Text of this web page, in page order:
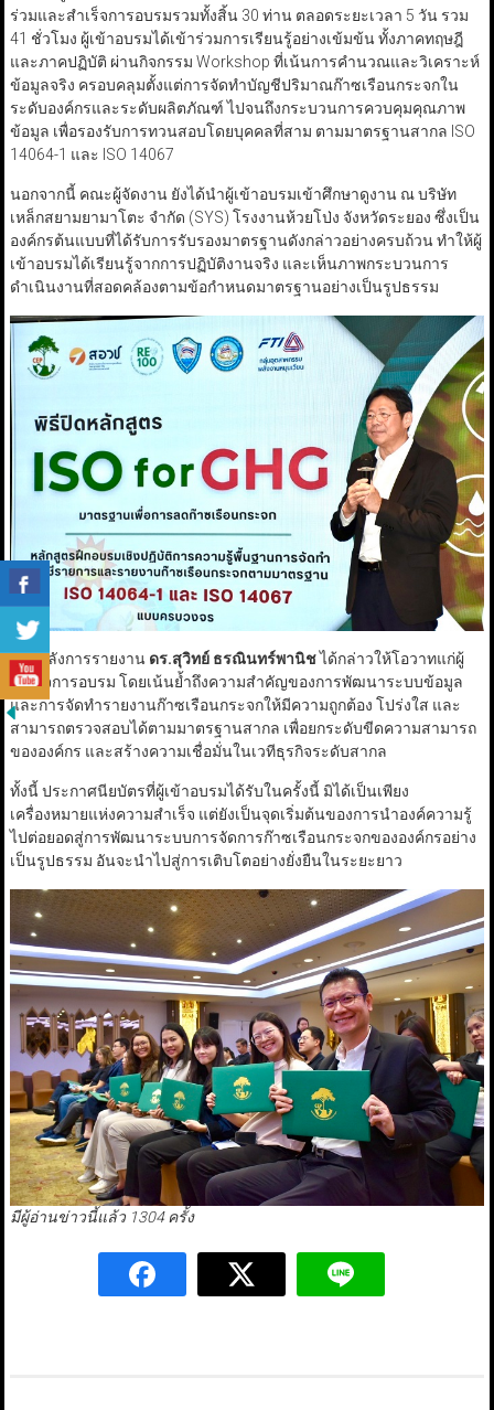
ร่วมและสำเร็จการอบรมรวมทั้งสิ้น 30 ท่าน ตลอดระยะเวลา 5 วัน รวม
41 ชั่วโมง ผู้เข้าอบรมได้เข้าร่วมการเรียนรู้อย่างเข้มข้น ทั้งภาคทฤษฎี
และภาคปฏิบัติ ผ่านกิจกรรม Workshop ที่เน้นการคำนวณและวิเคราะห์
ข้อมูลจริง ครอบคลุมตั้งแต่การจัดทำบัญชีปริมาณก๊าซเรือนกระจกใน
ระดับองค์กรและระดับผลิตภัณฑ์ ไปจนถึงกระบวนการควบคุมคุณภาพ
ข้อมูล เพื่อรองรับการทวนสอบโดยบุคคลที่สาม ตามมาตรฐานสากล ISO
14064-1 และ ISO 14067
นอกจากนี้ คณะผู้จัดงาน ยังได้นำผู้เข้าอบรมเข้าศึกษาดูงาน ณ บริษัท
เหล็กสยามยามาโตะ จำกัด (SYS) โรงงานห้วยโป่ง จังหวัดระยอง ซึ่งเป็น
องค์กรต้นแบบที่ได้รับการรับรองมาตรฐานดังกล่าวอย่างครบถ้วน ทำให้ผู้
เข้าอบรมได้เรียนรู้จากการปฏิบัติงานจริง และเห็นภาพกระบวนการ
ดำเนินงานที่สอดคล้องตามข้อกำหนดมาตรฐานอย่างเป็นรูปธรรม
ภายหลังการรายงาน ดร.สุวิทย์ ธรณินทร์พานิชได้กล่าวให้โอวาทแก่ผู้
สำเร็จการอบรม โดยเน้นย้ำถึงความสำคัญของการพัฒนาระบบข้อมูล
และการจัดทำรายงานก๊าซเรือนกระจกให้มีความถูกต้อง โปร่งใส และ
สามารถตรวจสอบได้ตามมาตรฐานสากล เพื่อยกระดับขีดความสามารถ
ขององค์กร และสร้างความเชื่อมั่นในเวทีธุรกิจระดับสากล
ทั้งนี้ ประกาศนียบัตรที่ผู้เข้าอบรมได้รับในครั้งนี้ มิได้เป็นเพียง
เครื่องหมายแห่งความสำเร็จ แต่ยังเป็นจุดเริ่มต้นของการนำองค์ความรู้
ไปต่อยอดสู่การพัฒนาระบบการจัดการก๊าซเรือนกระจกขององค์กรอย่าง
เป็นรูปธรรม อันจะนำไปสู่การเติบโตอย่างยั่งยืนในระยะยาว
มีผู้อ่านข่าวนี้แล้ว 1304 ครั้ง